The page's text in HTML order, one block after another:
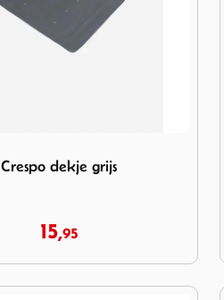
Crespo dekje grijs
15,95